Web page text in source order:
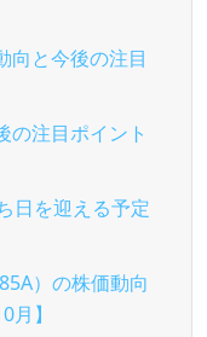
向と今後の注目
の注目ポイント
日を迎える予定
）の株価動向
】